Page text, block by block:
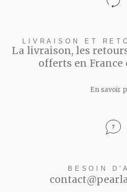
LIVRAISON ET
La livraison, les
offerts en France
En savoir
BESOIN